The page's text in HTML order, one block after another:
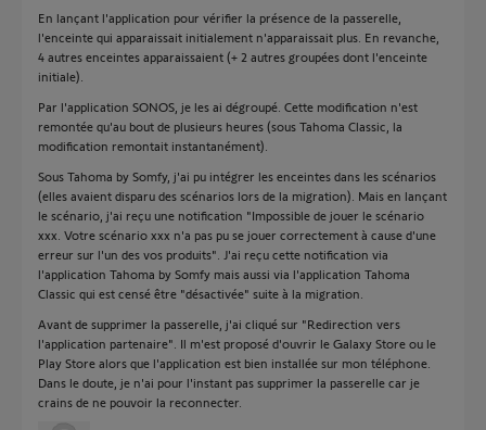
En lançant l'application pour vérifier la présence de la passerelle,
l'enceinte qui apparaissait initialement n'apparaissait plus. En revanche,
4 autres enceintes apparaissaient (+ 2 autres groupées dont l'enceinte
initiale).
Par l'application SONOS, je les ai dégroupé. Cette modification n'est
remontée qu'au bout de plusieurs heures (sous Tahoma Classic, la
modification remontait instantanément).
Sous Tahoma by Somfy, j'ai pu intégrer les enceintes dans les scénarios
(elles avaient disparu des scénarios lors de la migration). Mais en lançant
le scénario, j'ai reçu une notification "Impossible de jouer le scénario
xxx. Votre scénario xxx n'a pas pu se jouer correctement à cause d'une
erreur sur l'un des vos produits". J'ai reçu cette notification via
l'application Tahoma by Somfy mais aussi via l'application Tahoma
Classic qui est censé être "désactivée" suite à la migration.
Avant de supprimer la passerelle, j'ai cliqué sur "Redirection vers
l'application partenaire". Il m'est proposé d'ouvrir le Galaxy Store ou le
Play Store alors que l'application est bien installée sur mon téléphone.
Dans le doute, je n'ai pour l'instant pas supprimer la passerelle car je
crains de ne pouvoir la reconnecter.